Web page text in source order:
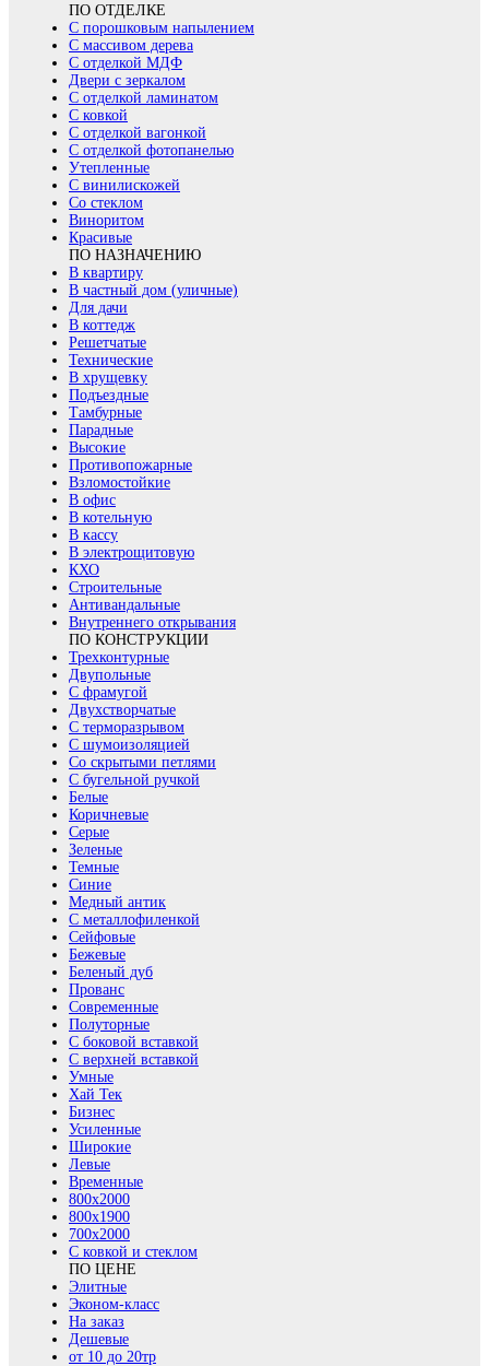
ПО ОТДЕЛКЕ
С порошковым напылением
С массивом дерева
С отделкой МДФ
Двери с зеркалом
С отделкой ламинатом
С ковкой
С отделкой вагонкой
С отделкой фотопанелью
Утепленные
С винилискожей
Со стеклом
Виноритом
Красивые
ПО НАЗНАЧЕНИЮ
В квартиру
В частный дом (уличные)
Для дачи
В коттедж
Решетчатые
Технические
В хрущевку
Подъездные
Тамбурные
Парадные
Высокие
Противопожарные
Взломостойкие
В офис
В котельную
В кассу
В электрощитовую
КХО
Строительные
Антивандальные
Внутреннего открывания
ПО КОНСТРУКЦИИ
Трехконтурные
Двупольные
С фрамугой
Двухстворчатые
С терморазрывом
С шумоизоляцией
Со скрытыми петлями
С бугельной ручкой
Белые
Коричневые
Серые
Зеленые
Темные
Синие
Медный антик
С металлофиленкой
Сейфовые
Бежевые
Беленый дуб
Прованс
Современные
Полуторные
С боковой вставкой
С верхней вставкой
Умные
Хай Тек
Бизнес
Усиленные
Широкие
Левые
Временные
800х2000
800x1900
700x2000
С ковкой и стеклом
ПО ЦЕНЕ
Элитные
Эконом-класс
На заказ
Дешевые
от 10 до 20тр